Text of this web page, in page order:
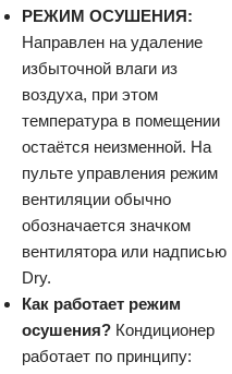
РЕЖИМ ОСУШЕНИЯ:
Направлен на удаление
избыточной влаги из
воздуха, при этом
температура в помещении
остаётся неизменной. На
пульте управления режим
вентиляции обычно
обозначается значком
вентилятора или надписью
Dry.
Как работает режим
осушения? Кондиционер
работает по принципу: